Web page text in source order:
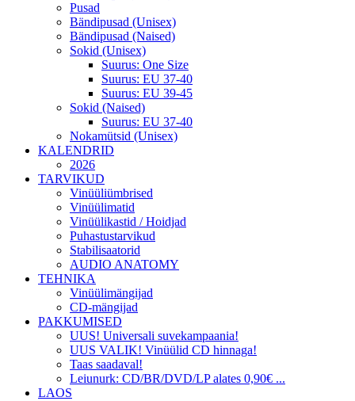
Pusad
Bändipusad (Unisex)
Bändipusad (Naised)
Sokid (Unisex)
Suurus: One Size
Suurus: EU 37-40
Suurus: EU 39-45
Sokid (Naised)
Suurus: EU 37-40
Nokamütsid (Unisex)
KALENDRID
2026
TARVIKUD
Vinüüliümbrised
Vinüülimatid
Vinüülikastid / Hoidjad
Puhastustarvikud
Stabilisaatorid
AUDIO ANATOMY
TEHNIKA
Vinüülimängijad
CD-mängijad
PAKKUMISED
UUS! Universali suvekampaania!
UUS VALIK! Vinüülid CD hinnaga!
Taas saadaval!
Leiunurk: CD/BR/DVD/LP alates 0,90€ ...
LAOS